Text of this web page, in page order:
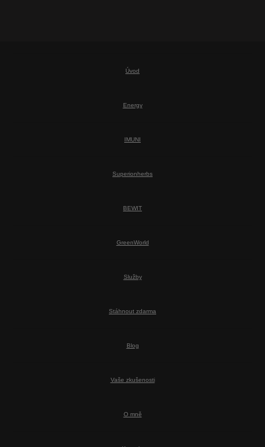
Úvod
Energy
IMUNI
Superionherbs
BEWIT
GreenWorld
Služby
Stáhnout zdarma
Blog
Vaše zkušenosti
O mně